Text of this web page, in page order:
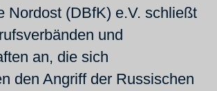
Nordost (DBfK) e.V. schließt
und
an, die sich
den Angriff der Russischen